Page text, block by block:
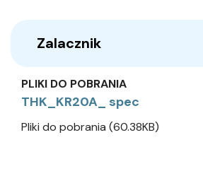
Zalacznik
PLIKI DO POBRANIA
THK_KR20A_ spec
Pliki do pobrania (60.38KB)